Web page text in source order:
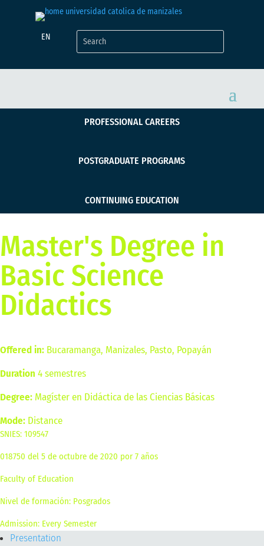
EN
PROFESSIONAL CAREERS
POSTGRADUATE PROGRAMS
CONTINUING EDUCATION
Master's Degree in
Basic Science
Didactics
Offered in: Bucaramanga, Manizales, Pasto, Popayán
Duration 4 semestres
Degree: Magíster en Didáctica de las Ciencias Básicas
Mode: Distance
SNIES: 109547
018750 del 5 de octubre de 2020 por 7 años
Faculty of Education
Nivel de formación: Posgrados
Admission: Every Semester
Presentation